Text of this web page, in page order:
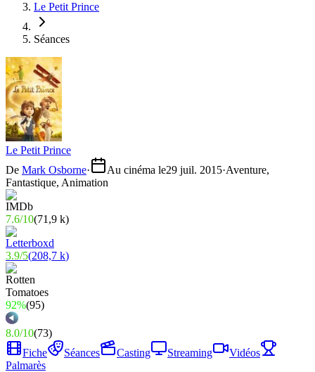
Le Petit Prince
Séances
Le Petit Prince
De Mark Osborne· Au cinéma le29 juil. 2015·Aventure,
Fantastique, Animation
7.6/10(71,9 k)
3.9/5(208,7 k)
92%(95)
8.0/10(73)
Fiche
Séances Casting Streaming
Vidéos
Palmarès